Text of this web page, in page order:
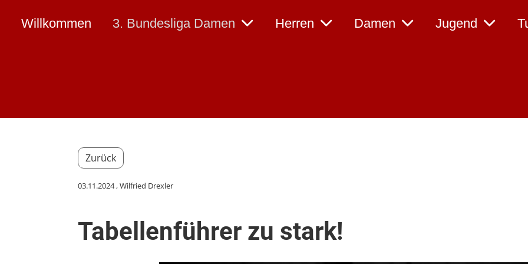
Willkommen 3. Bundesliga Damen Herren Damen Jugend
Zurück
03.11.2024, Wilfried Drexler
Tabellenführer zu stark!